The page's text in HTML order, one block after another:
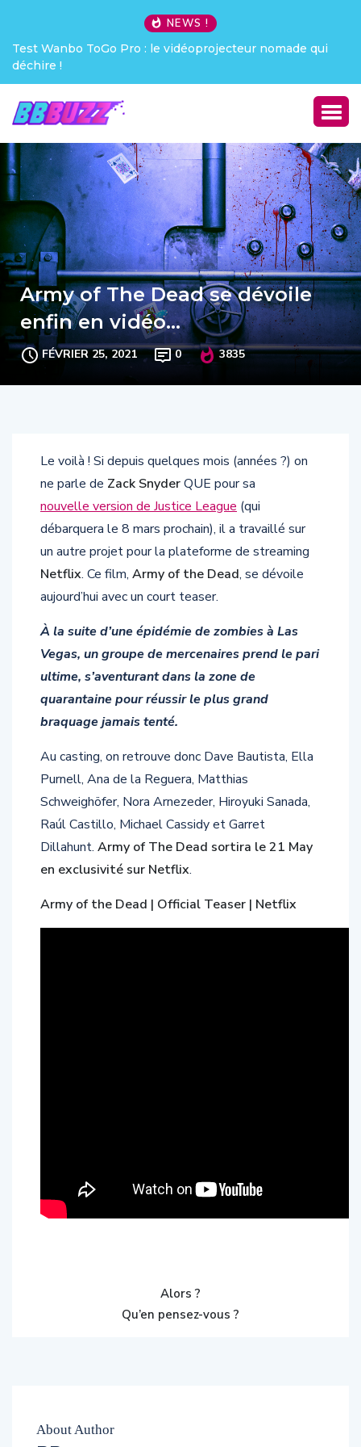
NEWS !
Test Wanbo ToGo Pro : le vidéoprojecteur nomade qui
déchire !
Army of The Dead se dévoile
enfin en vidéo…
FÉVRIER 25, 2021 0 3835
Le voilà ! Si depuis quelques mois (années ?) on
ne parle de Zack SnyderQUE pour sa
nouvelle version de Justice League (qui
débarquera le 8 mars prochain), il a travaillé sur
un autre projet pour la plateforme de streaming
Netflix. Ce film, Army of the Dead, se dévoile
aujourd’hui avec un court teaser.
À la suite d’une épidémie de zombies à Las
Vegas, un groupe de mercenaires prend le pari
ultime, s’aventurant dans la zone de
quarantaine pour réussir le plus grand
braquage jamais tenté.
Au casting, on retrouve donc Dave Bautista, Ella
Purnell, Ana de la Reguera, Matthias
Schweighöfer, Nora Arnezeder, Hiroyuki Sanada,
Raúl Castillo, Michael Cassidy et Garret
Dillahunt. Army of The Dead sortira le 21 May
en exclusivité sur Netflix.
Army of the Dead | Official Teaser | Netflix
Alors ?
Qu’en pensez-vous ?
About Author